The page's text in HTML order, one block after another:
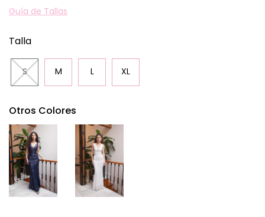
Guía de Tallas
Talla
S M L XL
Otros Colores